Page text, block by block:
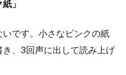
」
です。小さなピンクの紙
、3回声に出して読み上げ